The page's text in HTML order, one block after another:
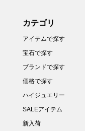
カテゴリ
アイテムで探す
宝石で探す
ブランドで探す
価格で探す
ハイジュエリー
SALEアイテム
新入荷